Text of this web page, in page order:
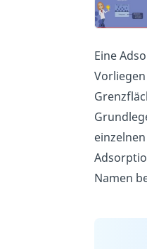
Eine
Namen